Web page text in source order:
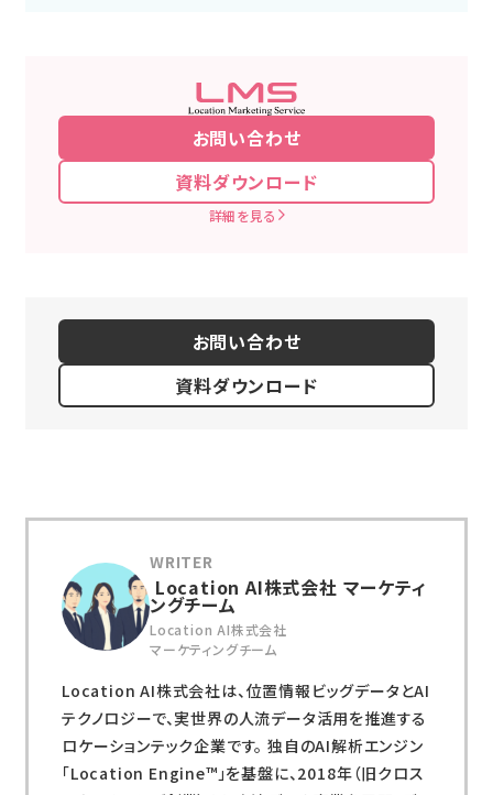
お問い合わせ
資料ダウンロード
詳細を見る
お問い合わせ
資料ダウンロード
Location AI株式会社 マーケティ
ングチーム
Location AI株式会社
マーケティングチーム
Location AI株式会社は、位置情報ビッグデータとAI
テクノロジーで、実世界の人流データ活用を推進する
ロケーションテック企業です。 独自のAI解析エンジン
「Location Engine™」を基盤に、2018年（旧クロス